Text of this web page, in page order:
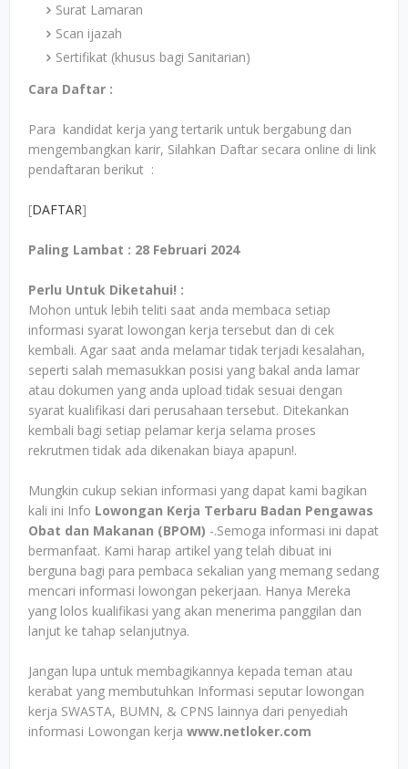
Surat Lamaran
Scan ijazah
Sertifikat (khusus bagi Sanitarian)
Cara Daftar :
Para kandidat kerja yang tertarik untuk bergabung dan
mengembangkan karir, Silahkan Daftar secara online di link
pendaftaran berikut :
[DAFTAR]
Paling Lambat : 28 Februari 2024
Perlu Untuk Diketahui! :
Mohon untuk lebih teliti saat anda membaca setiap
informasi syarat lowongan kerja tersebut dan di cek
kembali. Agar saat anda melamar tidak terjadi kesalahan,
seperti salah memasukkan posisi yang bakal anda lamar
atau dokumen yang anda upload tidak sesuai dengan
syarat kualifikasi dari perusahaan tersebut. Ditekankan
kembali bagi setiap pelamar kerja selama proses
rekrutmen tidak ada dikenakan biaya apapun!.
Mungkin cukup sekian informasi yang dapat kami bagikan
kali ini Info Lowongan Kerja Terbaru Badan Pengawas
Obat dan Makanan (BPOM) -.Semoga informasi ini dapat
bermanfaat. Kami harap artikel yang telah dibuat ini
berguna bagi para pembaca sekalian yang memang sedang
mencari informasi lowongan pekerjaan. Hanya Mereka
yang lolos kualifikasi yang akan menerima panggilan dan
lanjut ke tahap selanjutnya.
Jangan lupa untuk membagikannya kepada teman atau
kerabat yang membutuhkan Informasi seputar lowongan
kerja SWASTA, BUMN, & CPNS lainnya dari penyediah
informasi Lowongan kerja www.netloker.com